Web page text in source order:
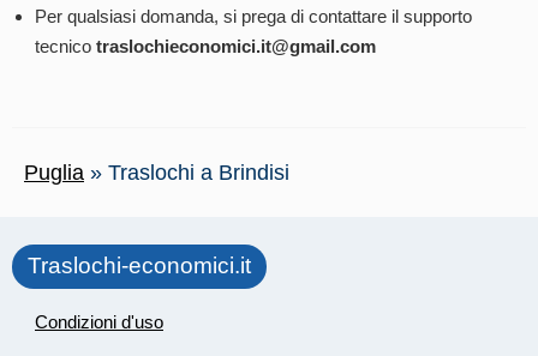
Per qualsiasi domanda, si prega di contattare il supporto
tecnico traslochieconomici.it@gmail.com
Puglia » Traslochi a Brindisi
Traslochi-economici.it
Condizioni d'uso